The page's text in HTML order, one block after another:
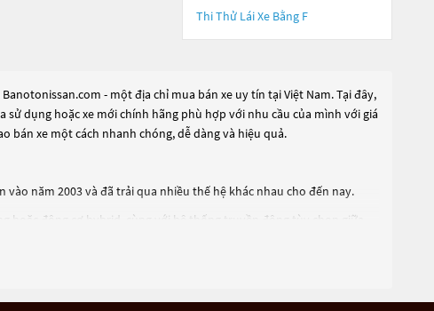
Thi Thử Lái Xe Bằng F
- một địa chỉ mua bán xe uy tín tại Việt Nam. Tại đây,
dụng hoặc xe mới chính hãng phù hợp với nhu cầu của mình với giá
bán xe một cách nhanh chóng, dễ dàng và hiệu quả.
năm 2003 và đã trải qua nhiều thế hệ khác nhau cho đến nay.
hoặc động cơ hybrid, cùng với hệ thống truyền động tùy chọn giữa